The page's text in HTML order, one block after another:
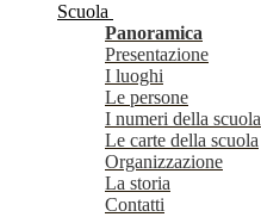
Scuola
Panoramica
Presentazione
I luoghi
Le persone
I numeri della scuola
Le carte della scuola
Organizzazione
La storia
Contatti